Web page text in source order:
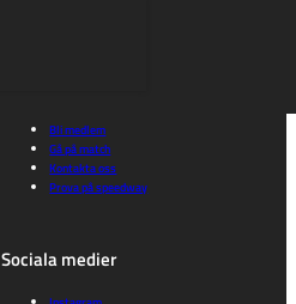
Bli medlem
Gå på match
Kontakta oss
Prova på speedway
Sociala medier